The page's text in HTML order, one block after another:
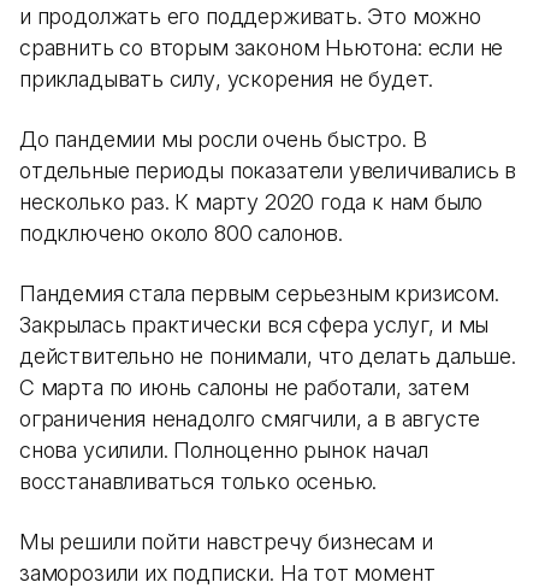
и продолжать его поддерживать. Это можно
сравнить со вторым законом Ньютона: если не
прикладывать силу, ускорения не будет.
До пандемии мы росли очень быстро. В
отдельные периоды показатели увеличивались в
несколько раз. К марту 2020 года к нам было
подключено около 800 салонов.
Пандемия стала первым серьезным кризисом.
Закрылась практически вся сфера услуг, и мы
действительно не понимали, что делать дальше.
С марта по июнь салоны не работали, затем
ограничения ненадолго смягчили, а в августе
снова усилили. Полноценно рынок начал
восстанавливаться только осенью.
Мы решили пойти навстречу бизнесам и
заморозили их подписки. На тот момент